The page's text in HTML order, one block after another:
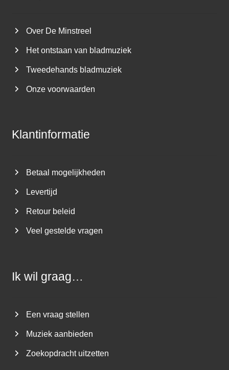
Over De Minstreel
Het ontstaan van bladmuziek
Tweedehands bladmuziek
Onze voorwaarden
Klantinformatie
Betaal mogelijkheden
Levertijd
Retour beleid
Veel gestelde vragen
Ik wil graag…
Een vraag stellen
Muziek aanbieden
Zoekopdracht uitzetten